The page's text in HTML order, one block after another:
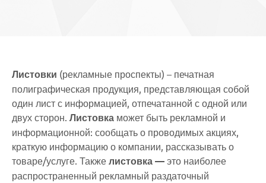
Листовки (рекламные проспекты) – печатная
полиграфическая продукция, представляющая собой
один лист с информацией, отпечатанной с одной или
двух сторон. Листовка может быть рекламной и
информационной: сообщать о проводимых акциях,
краткую информацию о компании, рассказывать о
товаре/услуге. Также листовка — это наиболее
распространенный рекламный раздаточный